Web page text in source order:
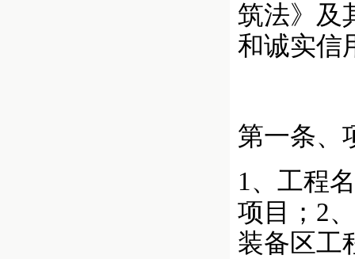
筑法》及
和诚实信
第一条、
1、工程
项目；2
装备区工